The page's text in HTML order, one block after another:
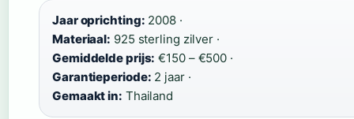
Jaar oprichting: 2008 ·
Materiaal: 925 sterling zilver ·
Gemiddelde prijs: €150 – €500 ·
Garantieperiode: 2 jaar ·
Gemaakt in: Thailand